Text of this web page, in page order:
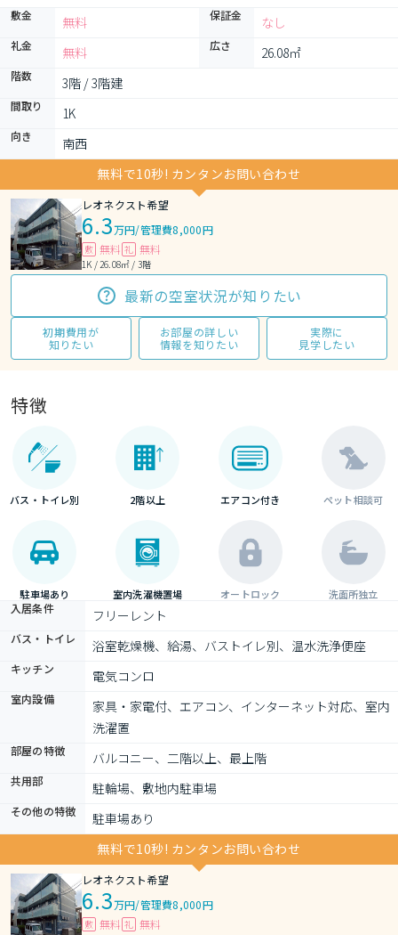
敷金 無料 保証金 なし
礼金 無料 広さ 26.08㎡
階数 3階 / 3階建
間取り 1K
向き
南西
無料で10秒! カンタンお問い合わせ
レオネクスト希望
6.3万円/管理費8,000円
敷 無料 礼 無料
1K / 26.08㎡ / 3階
最新の空室状況が知りたい
初期費用が
知りたい
お部屋の詳しい
情報を知りたい
実際に
見学したい
特徴
バス・トイレ別 2階以上 エアコン付き ペット相談可
駐車場あり 室内洗濯機置場 オートロック 洗面所独立
入居条件 フリーレント
バス・トイレ 浴室乾燥機、給湯、バストイレ別、温水洗浄便座
キッチン 電気コンロ
室内設備
家具・家電付、エアコン、インターネット対応、室内
洗濯置
部屋の特徴 バルコニー、二階以上、最上階
共用部 駐輪場、敷地内駐車場
その他の特徴
駐車場あり
無料で10秒! カンタンお問い合わせ
レオネクスト希望
6.3万円/管理費8,000円
敷 無料 礼 無料